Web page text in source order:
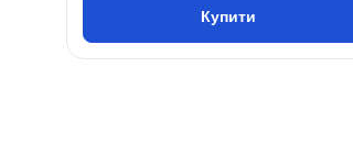
Купити